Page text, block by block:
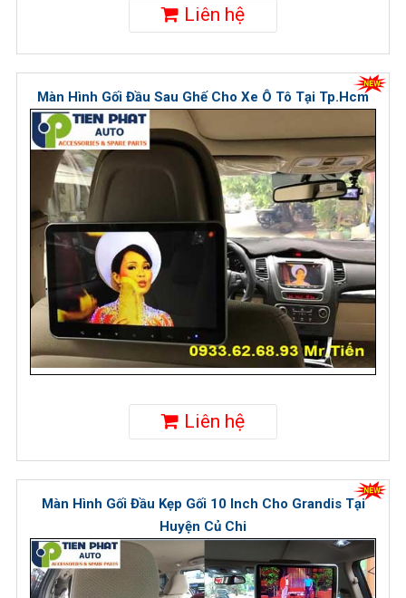
Liên hệ
Màn Hình Gối Đầu Sau Ghế Cho Xe Ô Tô Tại Tp.Hcm
Liên hệ
Màn Hình Gối Đầu Kẹp Gối 10 Inch Cho Grandis Tại
Huyện Củ Chi